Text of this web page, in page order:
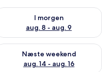
7 - aug. 8
I morgen
aug. 8 - aug. 9
tilgængelighed for i
aug. 7 - aug. 9
Næste weekend
aug. 14 - aug. 16
tilgængelighed for næste